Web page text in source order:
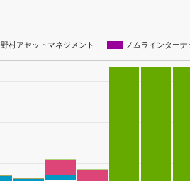
野村アセットマネジメント ノムラインター